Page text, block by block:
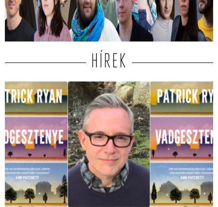
Közülük kerül ki a két győztes.
HÍREK